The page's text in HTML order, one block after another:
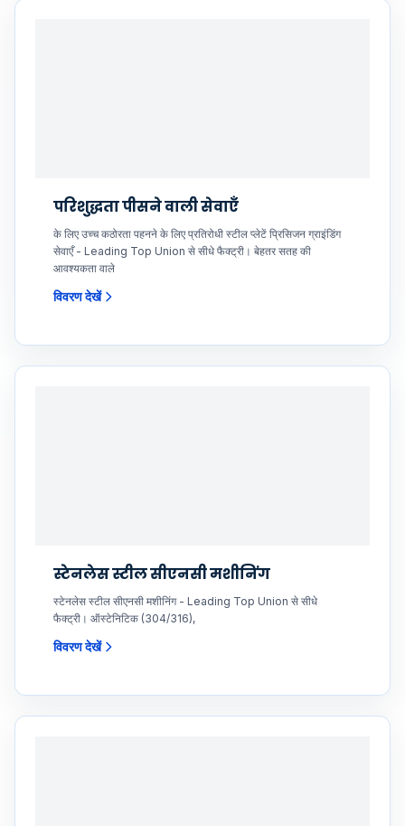
परिशुद्धता पीसने वाली सेवाएँ
के लिए उच्च कठोरता पहनने के लिए प्रतिरोधी स्टील प्लेटें प्रिसिजन ग्राइंडिंग
सेवाएँ - Leading Top Union से सीधे फैक्ट्री। बेहतर सतह की
आवश्यकता वाले
विवरण देखें
स्टेनलेस स्टील सीएनसी मशीनिंग
स्टेनलेस स्टील सीएनसी मशीनिंग - Leading Top Union से सीधे
फैक्ट्री। ऑस्टेनिटिक (304/316),
विवरण देखें